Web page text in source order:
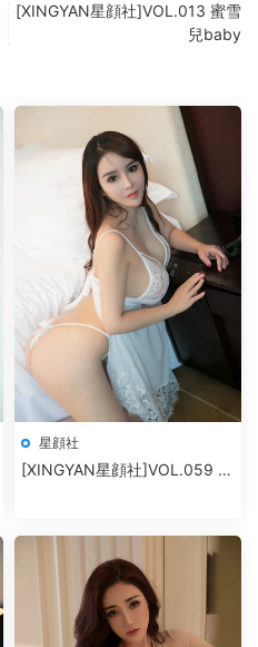
[XINGYAN星顔社]VOL.013 蜜雪
兒baby
星顔社
[XINGYAN星顔社]VOL.059 雪